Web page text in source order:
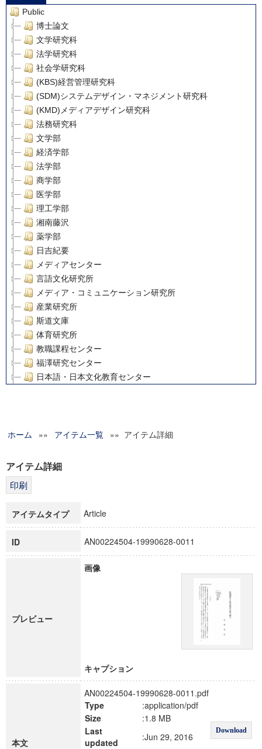
Public
博士論文
文学研究科
法学研究科
社会学研究科
(KBS)経営管理研究科
(SDM)システムデザイン・マネジメント研究科
(KMD)メディアデザイン研究科
法務研究科
文学部
経済学部
法学部
商学部
医学部
理工学部
湘南藤沢
薬学部
日吉紀要
メディアセンター
言語文化研究所
メディア・コミュニケーション研究所
産業研究所
斯道文庫
体育研究所
教職課程センター
福澤研究センター
日本語・日本文化教育センター
グローバルリサーチインスティテュート
科学研究費補助金研究成果報告書
博士課程教育リーディングプログラム「超成熟社会発展のサ
ホーム »» アイテム一覧 »» アイテム詳細
アイテム詳細
アイテムタイプ Article
ID AN00224504-19990628-0011
プレビュー
画像
キャプション
本文
AN00224504-19990628-0011.pdf
Type
:application/pdf
Download
Size
:1.8 MB
Last
updated
:Jun 29, 2016